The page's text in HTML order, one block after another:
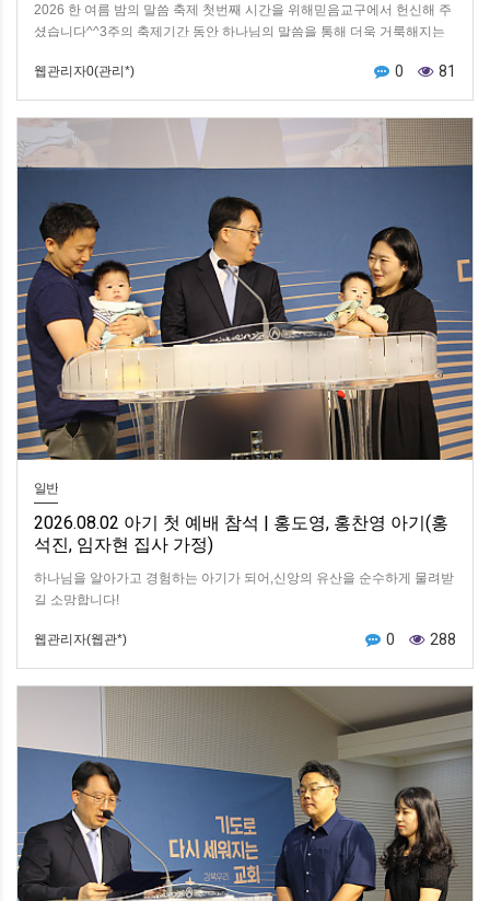
2026 한 여름 밤의 말씀 축제 첫번째 시간을 위해믿음교구에서 헌신해 주
셨습니다^^3주의 축제기간 동안 하나님의 말씀을 통해 더욱 거룩해지는
웹관리자0(관리*)
0 81
일반
2026.08.02 아기 첫 예배 참석 | 홍도영, 홍찬영 아기(홍
석진, 임자현 집사 가정)
하나님을 알아가고 경험하는 아기가 되어,신앙의 유산을 순수하게 물려받
길 소망합니다!
웹관리자(웹관*) 0 288